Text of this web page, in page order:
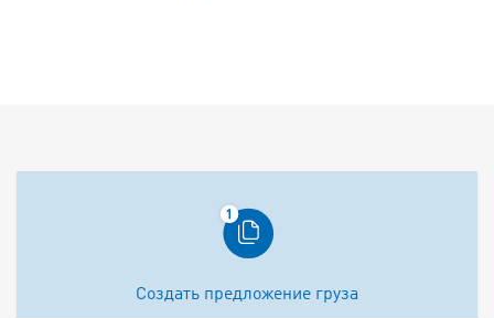
Создать предложение груза